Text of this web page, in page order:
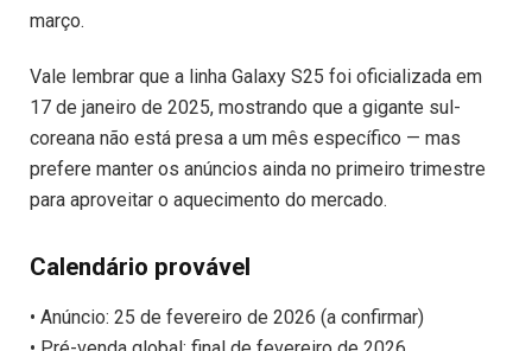
março.
Vale lembrar que a linha Galaxy S25 foi oficializada em
17 de janeiro de 2025, mostrando que a gigante sul-
coreana não está presa a um mês específico — mas
prefere manter os anúncios ainda no primeiro trimestre
para aproveitar o aquecimento do mercado.
Calendário provável
• Anúncio: 25 de fevereiro de 2026 (a confirmar)